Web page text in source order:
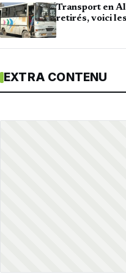
Transport en
retirés, voici
EXTRA CONTENU